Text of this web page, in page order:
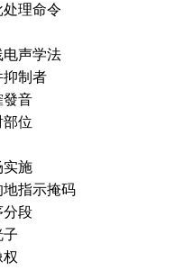
处理命令
电声学法
抑制者
發音
部位
实施
地指示掩码
分段
子
权